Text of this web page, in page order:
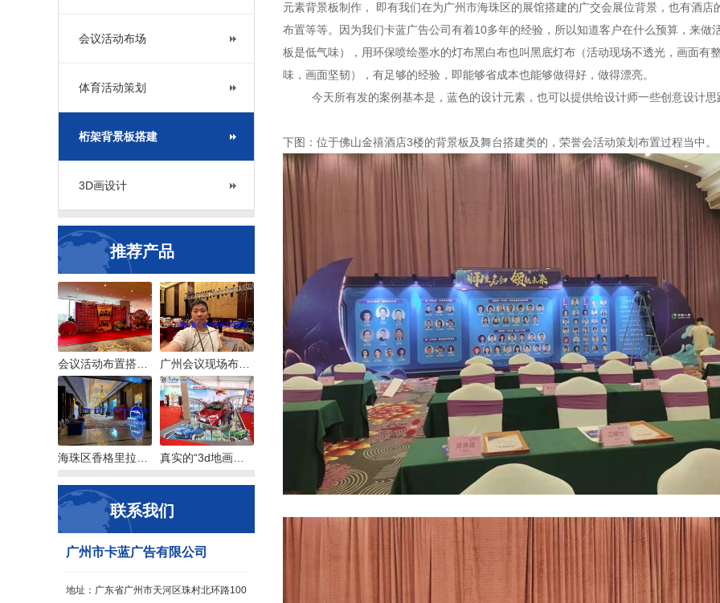
会议活动布场
体育活动策划
桁架背景板搭建
3D画设计
推荐产品
联系我们
广州市卡蓝广告有限公司
地址：广东省广州市天河区珠村北环路100
元素背景板制作， 即有我们在为广州市海珠区的展馆搭建的广交会展位背景，也有酒
布置等等。因为我们卡蓝广告公司有着10多年的经验，所以知道客户在什么预算，来
板是低气味），用环保喷绘墨水的灯布黑白布也叫黑底灯布（活动现场不透光，画面有
味，画面坚韧），有足够的经验，即能够省成本也能够做得好，做得漂亮。
今天所有发的案例基本是，蓝色的设计元素，也可以提供给设计师一些创意设计思
下图：位于佛山金禧酒店3楼的背景板及舞台搭建类的，荣誉会活动策划布置过程当中。